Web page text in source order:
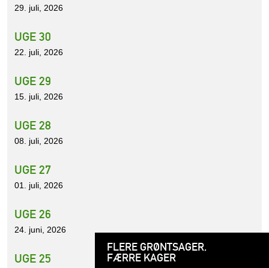
FLERE GRØNTSAGER,
FÆRRE KAGER
29. juli, 2026
UGE 30
22. juli, 2026
UGE 29
15. juli, 2026
UGE 28
08. juli, 2026
UGE 27
01. juli, 2026
UGE 26
24. juni, 2026
UGE 25